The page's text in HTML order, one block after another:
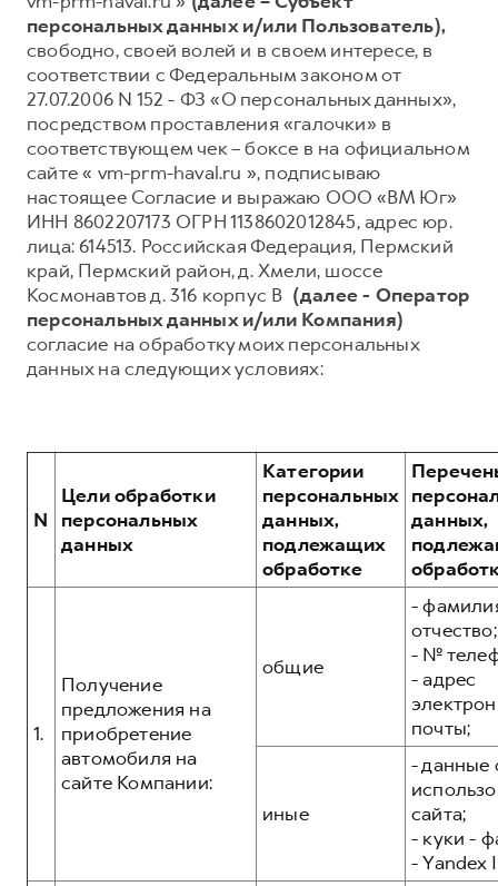
DARGO DARGO X
от 3 499 000 ₽
F7
от 2 899 000 ₽
F7X
от 3 599 000 ₽
Тест-драйв
Трейд-ин
КРЕДИТ И СТРАХОВАНИЕ
Кредитный калькулятор
Страхование
Кредит
КОРПОРАТИВНЫМ КЛИЕНТАМ
Для малого бизнеса
Система управления автопарком
Сервис для корпоративных клиентов
HAVAL Лизинг
Коллекция CITY
Коллекция Базовая
Коллекция Детская
СЕРВИСНОЕ ОБСЛУЖИВАНИЕ
Нулевое ТО
Программа «Помощь на дороге»
Регламенты технического обслуживания
Электронный ПТС
ПОДДЕРЖКА
GWM Безопасность
Гарантия HAVAL
Мобильное приложение GWM
АКСЕССУАРЫ HAVAL
Автомобильные аксессуары
Коллекция Детская
О дилере
Контакты
Наша команда
персональных данных и/или Пользователь),
свободно, своей волей и в своем интересе, в
соответствии с Федеральным законом от
27.07.2006 N 152 - ФЗ «О персональных данных»,
посредством проставления «галочки» в
соответствующем чек – боксе в на официальном
сайте « vm-prm-haval.ru », подписываю
настоящее Согласие и выражаю ООО «ВМ Юг»
ИНН 8602207173 ОГРН 1138602012845, адрес юр.
лица: 614513. Российская Федерация, Пермский
край, Пермский район, д. Хмели, шоссе
Космонавтов д. 316 корпус В (далее - Оператор
персональных данных и/или Компания)
согласие на обработку моих персональных
данных на следующих условиях:
N
Цели обработки
персональных
данных
Категории
персональных
данных,
подлежащих
обработке
данных,
1.
Получение
предложения на
приобретение
автомобиля на
сайте Компании:
общие
-
отчество;
- №
- адрес
почты;
иные
- данные
сайта;
- куки -
- Yandex